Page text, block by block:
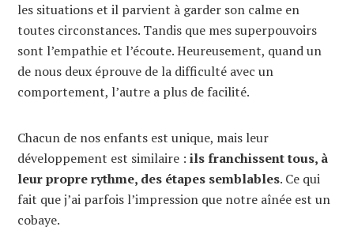
les situations et il parvient à garder son calme en
toutes circonstances. Tandis que mes superpouvoirs
sont l’empathie et l’écoute. Heureusement, quand un
de nous deux éprouve de la difficulté avec un
comportement, l’autre a plus de facilité.
Chacun de nos enfants est unique, mais leur
développement est similaire : ils franchissent tous, à
leur propre rythme, des étapes semblables. Ce qui
fait que j’ai parfois l’impression que notre aînée est un
cobaye.